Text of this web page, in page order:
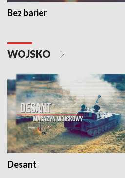
Bez barier
WOJSKO
Desant